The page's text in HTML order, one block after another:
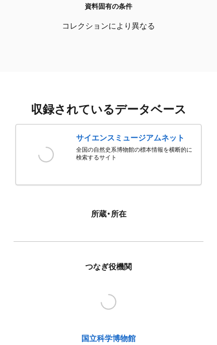
資料固有の条件
コレクションにより異なる
収録されているデータベース
サイエンスミュージアムネット
全国の自然史系博物館の標本情報を横断的に
検索するサイト
所蔵・所在
つなぎ役機関
国立科学博物館